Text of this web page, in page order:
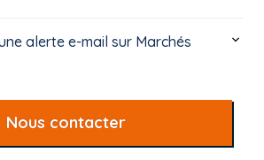
alerte e-mail sur Marchés
Nous contacter